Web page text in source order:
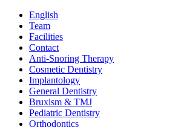
English
Team
Facilities
Contact
Anti-Snoring Therapy
Cosmetic Dentistry
Implantology
General Dentistry
Bruxism & TMJ
Pediatric Dentistry
Orthodontics